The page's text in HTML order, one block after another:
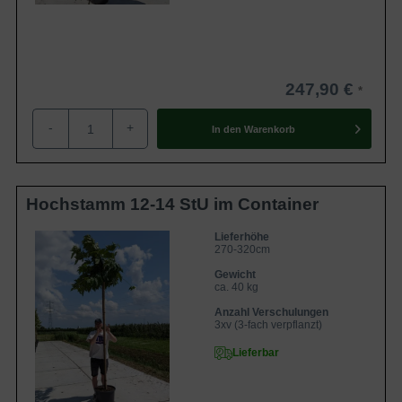
Botanisch wird die Züchtung unter dem Namen Morus alba
'Macrophylla' geführt. Sie gehört zur Gattung der
Maulbeeren und der Familie der Maulbeergewächse. In
Anlehnung an ihr markantes Blatt ist sie im
und begeistert bisher nur vereinzelt in wenigen Gärten
oder Parkanlagen mit ihrem exotischen Anblick.
Der Weiße Maulbeerbaum wird in Europa als
Zierpflanze verwendet
'Macrophylla' ist eine Kulturform desMorus alba
Asien beheimatet ist und dort in Nord- und Mittelchina als
247,90 €
- + In den Warenkorb
Hochstamm 12-14 StU im Container
Lieferhöhe
270-320cm
Gewicht
ca. 40 kg
Anzahl Verschulungen
3xv (3-fach verpflanzt)
Lieferbar